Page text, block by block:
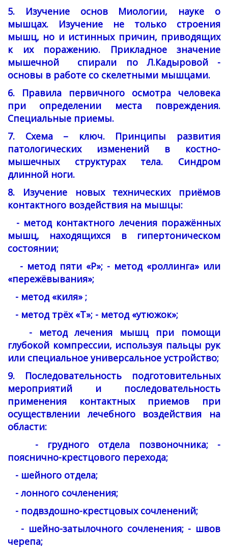
5. Изучение основ Миологии, науке о
мышцах. Изучение не только строения
мышц, но и истинных причин, приводящих
к их поражению. Прикладное значение
мышечной спирали по Л.Кадыровой -
основы в работе со скелетными мышцами.
6. Правила первичного осмотра человека
при определении места повреждения.
Специальные приемы.
7. Схема – ключ. Принципы развития
патологических изменений в костно-
мышечных структурах тела. Синдром
длинной ноги.
8. Изучение новых технических приёмов
контактного воздействия на мышцы:
- метод контактного лечения поражённых
мышц, находящихся в гипертоническом
состоянии;
- метод пяти «Р»; - метод «роллинга» или
«пережёвывания»;
- метод «киля» ;
- метод трёх «Т»; - метод «утюжок»;
- метод лечения мышц при помощи
глубокой компрессии, используя пальцы рук
или специальное универсальное устройство;
9. Последовательность подготовительных
мероприятий и последовательность
применения контактных приемов при
осуществлении лечебного воздействия на
области:
- грудного отдела позвоночника; -
пояснично-крестцового перехода;
- шейного отдела;
- лонного сочленения;
- подвздошно-крестцовых сочленений;
- шейно-затылочного сочленения; - швов
черепа;